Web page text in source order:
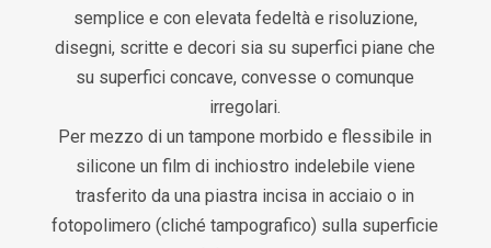
semplice e con elevata fedeltà e risoluzione,
disegni, scritte e decori sia su superfici piane che
su superfici concave, convesse o comunque
irregolari.
Per mezzo di un tampone morbido e flessibile in
silicone un film di inchiostro indelebile viene
trasferito da una piastra incisa in acciaio o in
fotopolimero (cliché tampografico) sulla superficie